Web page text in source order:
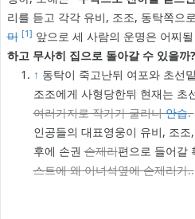
리를 듣고 각각 유비, 조조, 동탁쪽으
미 [1] 앞으로 세 사람의 운명은 어찌
하고 무사히 집으로 돌아갈 수 있을까
↑ 동탁이 죽고난뒤 여포와 초선
조조에게 사형당한뒤 현재는
여러가지로 작가가 굴리니안습.
인공들의 대표영웅이 유비, 조
후에 손권손제리편으로 들어갈
스트에 왜 이녀석옆에 손제리가..